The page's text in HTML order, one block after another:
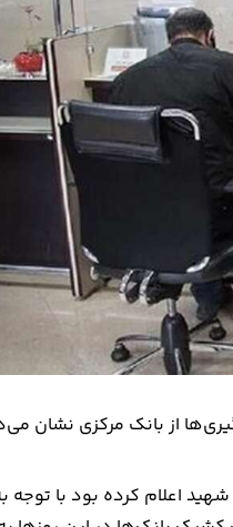
۱۴ و ۱۵ تیر ۱۴۰۵ فعال نمی‌باشد و پیگیری‌ها از بانک مرکزی
اعلام کرده بود با توجه